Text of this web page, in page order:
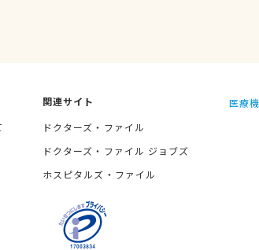
関連サイト
ドクターズ・ファイル
ドクターズ・ファイル ジョブズ
ホスピタルズ・ファイル
医療